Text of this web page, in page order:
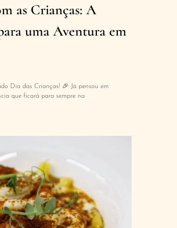
as Crianças: A
uma Aventura em
Dia das Crianças! 🎉 Já pensou em
que ficará para sempre na